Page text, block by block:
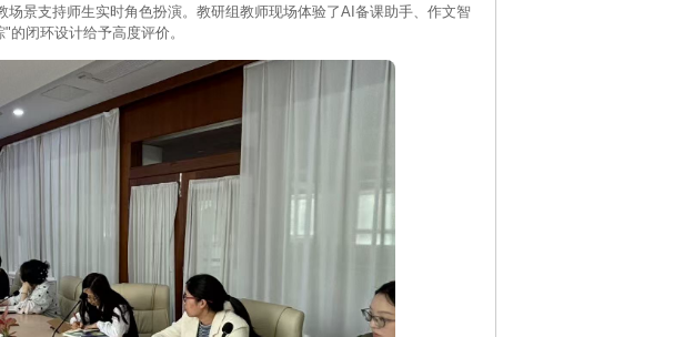
景支持师生实时角色扮演。教研组教师现场体验了AI备课助手、作文智
闭环设计给予高度评价。